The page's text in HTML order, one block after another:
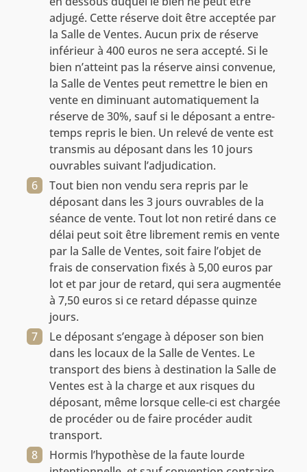
adjugé. Cette réserve doit être acceptée par
la Salle de Ventes. Aucun prix de réserve
inférieur à 400 euros ne sera accepté. Si le
bien n’atteint pas la réserve ainsi convenue,
la Salle de Ventes peut remettre le bien en
vente en diminuant automatiquement la
réserve de 30%, sauf si le déposant a entre-
temps repris le bien. Un relevé de vente est
transmis au déposant dans les 10 jours
ouvrables suivant l’adjudication.
Tout bien non vendu sera repris par le
déposant dans les 3 jours ouvrables de la
séance de vente. Tout lot non retiré dans ce
délai peut soit être librement remis en vente
par la Salle de Ventes, soit faire l’objet de
frais de conservation fixés à 5,00 euros par
lot et par jour de retard, qui sera augmentée
à 7,50 euros si ce retard dépasse quinze
jours.
Le déposant s’engage à déposer son bien
dans les locaux de la Salle de Ventes. Le
transport des biens à destination la Salle de
Ventes est à la charge et aux risques du
déposant, même lorsque celle-ci est chargée
de procéder ou de faire procéder audit
transport.
Hormis l’hypothèse de la faute lourde